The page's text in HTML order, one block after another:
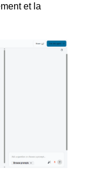
et la